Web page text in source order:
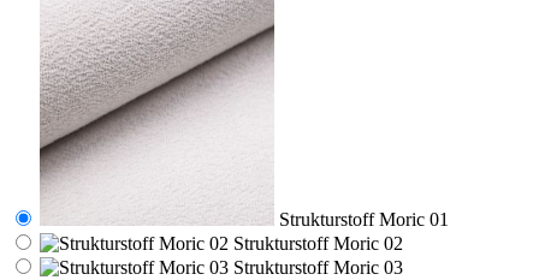
Strukturstoff Moric 01
Strukturstoff Moric 02
Strukturstoff Moric 03